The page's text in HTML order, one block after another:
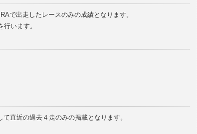
で出走したレースのみの成績となります。
います。
直近の過去４走のみの掲載となります。